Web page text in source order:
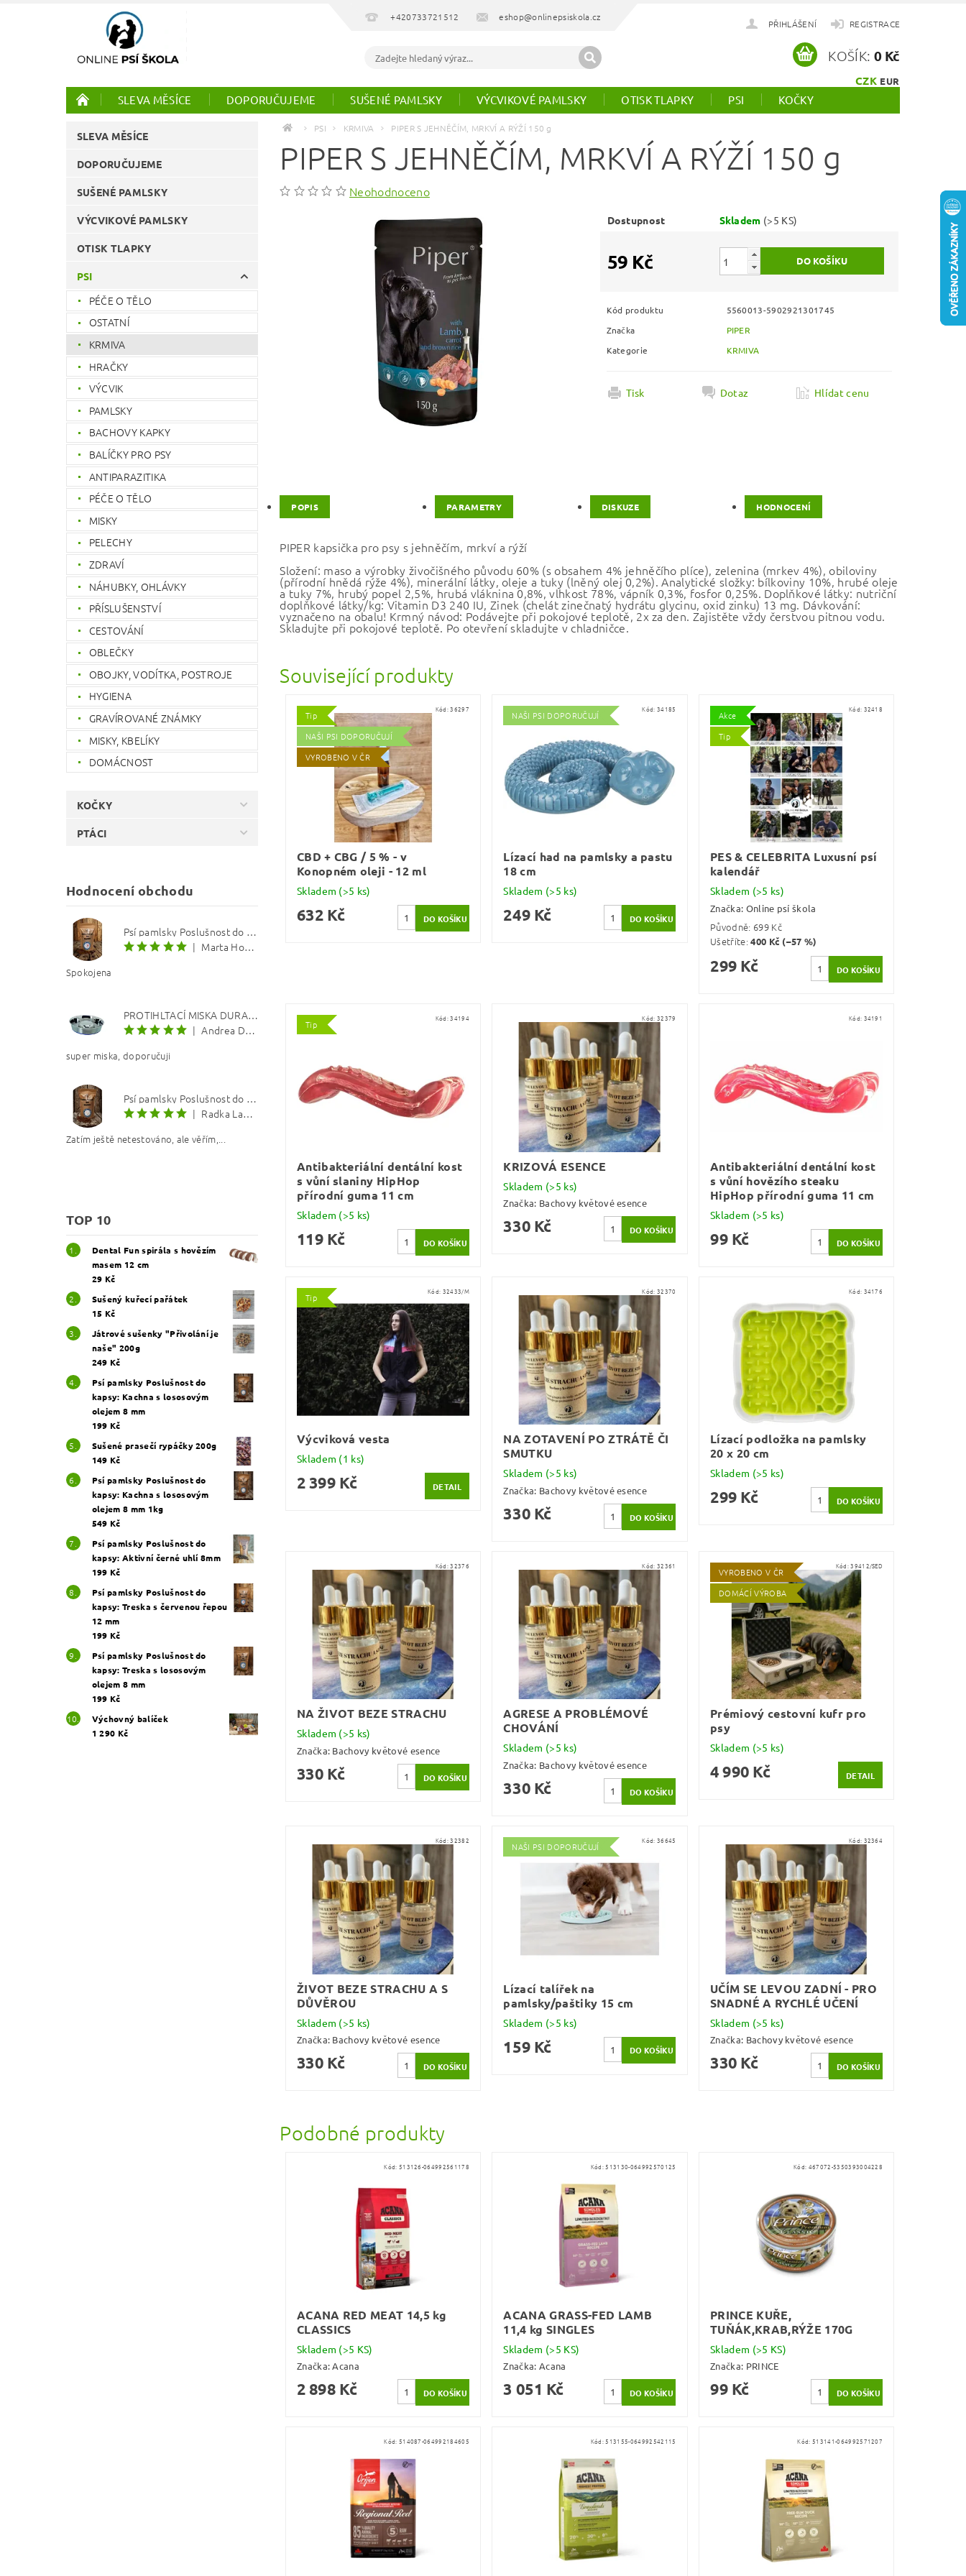
+420733721512 eshop@onlinepsiskola.cz
PŘIHLÁŠENÍ REGISTRACE
CZK EUR
KOŠÍK: 0 Kč
SLEVA MĚSÍCE DOPORUČUJEME SUŠENÉ PAMLSKY VÝCVIKOVÉ PAMLSKY OTISK TLAPKY PSI KOČKY
SLEVA MĚSÍCE
DOPORUČUJEME
SUŠENÉ PAMLSKY
VÝCVIKOVÉ PAMLSKY
OTISK TLAPKY
PSI
PÉČE O TĚLO
OSTATNÍ
KRMIVA
HRAČKY
VÝCVIK
PAMLSKY
BACHOVY KAPKY
BALÍČKY PRO PSY
ANTIPARAZITIKA
PÉČE O TĚLO
MISKY
PELECHY
ZDRAVÍ
NÁHUBKY, OHLÁVKY
PŘÍSLUŠENSTVÍ
CESTOVÁNÍ
OBLEČKY
OBOJKY, VODÍTKA, POSTROJE
HYGIENA
GRAVÍROVANÉ ZNÁMKY
MISKY, KBELÍKY
DOMÁCNOST
KOČKY
PTÁCI
Hodnocení obchodu
Psí pamlsky Poslušnost do kapsy: Treska s červenou řepou 12 mm
|
Marta Hourová
Spokojena
PROTIHLTACÍ MISKA DURAPET
|
Andrea Dosoudilová
super miska, doporučuji
Psí pamlsky Poslušnost do kapsy: Kachna s lososovým olejem 8 mm
|
Radka Langerová
Zatím ještě netestováno, ale věřím,...
TOP 10
Dental Fun spirála s hovězím
masem 12 cm
29 Kč
Sušený kuřecí pařátek
15 Kč
Játrové sušenky "Přivolání je
naše" 200g
249 Kč
Psí pamlsky Poslušnost do
kapsy: Kachna s lososovým
olejem 8 mm
199 Kč
Sušené prasečí rypáčky 200g
149 Kč
Psí pamlsky Poslušnost do
kapsy: Kachna s lososovým
olejem 8 mm 1kg
549 Kč
Psí pamlsky Poslušnost do
kapsy: Aktivní černé uhlí 8mm
199 Kč
Psí pamlsky Poslušnost do
kapsy: Treska s červenou řepou
12 mm
199 Kč
Psí pamlsky Poslušnost do
kapsy: Treska s lososovým
olejem 8 mm
199 Kč
Výchovný balíček
1 290 Kč
PSI KRMIVA PIPER S JEHNĚČÍM, MRKVÍ A RÝŽÍ 150 g
PIPER S JEHNĚČÍM, MRKVÍ A RÝŽÍ 150 g
Neohodnoceno
Dostupnost Skladem (>5 KS)
59 Kč
Kód produktu
5560013-5902921301745
Značka
PIPER
Kategorie
KRMIVA
Tisk Dotaz Hlídat cenu
POPIS PARAMETRY DISKUZE HODNOCENÍ
PIPER kapsička pro psy s jehněčím, mrkví a rýží
Složení: maso a výrobky živočišného původu 60% (s obsahem 4% jehněčího plíce), zelenina (mrkev 4%), obiloviny
(přírodní hnědá rýže 4%), minerální látky, oleje a tuky (lněný olej 0,2%). Analytické složky: bílkoviny 10%, hrubé oleje
a tuky 7%, hrubý popel 2,5%, hrubá vláknina 0,8%, vlhkost 78%, vápník 0,3%, fosfor 0,25%. Doplňkové látky: nutriční
doplňkové látky/kg: Vitamin D3 240 IU, Zinek (chelát zinečnatý hydrátu glycinu, oxid zinku) 13 mg. Dávkování:
vyznačeno na obalu! Krmný návod: Podávejte při pokojové teplotě, 2x za den. Zajistěte vždy čerstvou pitnou vodu.
Skladujte při pokojové teplotě. Po otevření skladujte v chladničce.
Související produkty
Tip
NAŠI PSI DOPORUČUJÍ
VYROBENO V ČR
Kód:36297
CBD + CBG / 5 % - v
Konopném oleji - 12 ml
Skladem (>5 ks)
632 Kč
NAŠI PSI DOPORUČUJÍ
Kód: 34185
Lízací had na pamlsky a pastu
18 cm
Skladem (>5 ks)
249 Kč
Akce
Tip
Kód: 32418
PES & CELEBRITA Luxusní psí
kalendář
Skladem (>5 ks)
Značka: Online psí škola
Původně: 699 Kč
Ušetříte:400 Kč (–57 %)
299 Kč
Tip
Kód:34194
Antibakteriální dentální kost
s vůní slaniny HipHop
přírodní guma 11 cm
Skladem (>5 ks)
119 Kč
Kód: 32379
KRIZOVÁ ESENCE
Skladem (>5 ks)
Značka: Bachovy květové esence
330 Kč
Kód: 34191
Antibakteriální dentální kost
s vůní hovězího steaku
HipHop přírodní guma 11 cm
Skladem (>5 ks)
99 Kč
Tip
Kód: 32433/M
Výcviková vesta
Skladem (1 ks)
2 399 Kč DETAIL
Kód: 32370
NA ZOTAVENÍ PO ZTRÁTĚ ČI
SMUTKU
Skladem (>5 ks)
Značka: Bachovy květové esence
330 Kč
Kód: 34176
Lízací podložka na pamlsky
20 x 20 cm
Skladem (>5 ks)
299 Kč
Kód:32376
NA ŽIVOT BEZE STRACHU
Skladem (>5 ks)
Značka: Bachovy květové esence
330 Kč
Kód: 32361
AGRESE A PROBLÉMOVÉ
CHOVÁNÍ
Skladem (>5 ks)
Značka: Bachovy květové esence
330 Kč
VYROBENO V ČR
DOMÁCÍ VÝROBA
Kód:39412/SED
Prémiový cestovní kufr pro
psy
Skladem (>5 ks)
4 990 Kč DETAIL
Kód:32382
ŽIVOT BEZE STRACHU A S
DŮVĚROU
Skladem (>5 ks)
Značka: Bachovy květové esence
330 Kč
NAŠI PSI DOPORUČUJÍ
Kód: 36645
Lízací talířek na
pamlsky/paštiky 15 cm
Skladem (>5 ks)
159 Kč
Kód: 32364
UČÍM SE LEVOU ZADNÍ - PRO
SNADNÉ A RYCHLÉ UČENÍ
Skladem (>5 ks)
Značka: Bachovy květové esence
330 Kč
Podobné produkty
Kód: 513126-064992561178
ACANA RED MEAT 14,5 kg
CLASSICS
Skladem (>5 KS)
Značka:Acana
2 898 Kč
Kód:513130-064992570125
ACANA GRASS-FED LAMB
11,4 kg SINGLES
Skladem (>5 KS)
Značka:Acana
3 051 Kč
Kód: 467072-5350393004228
PRINCE KUŘE,
TUŇÁK,KRAB,RÝŽE 170G
Skladem (>5 KS)
Značka: PRINCE
99 Kč
Kód: 514087-064992184605 Kód:513155-064992542115 Kód:513141-064992571207